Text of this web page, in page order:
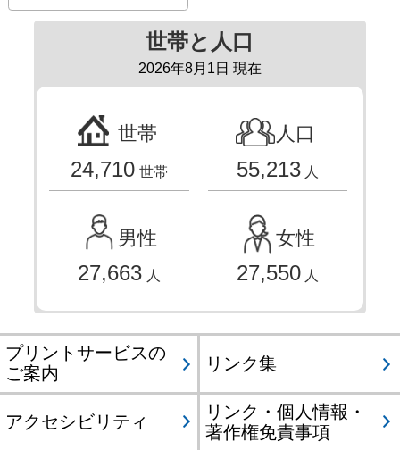
世帯と人口
2026年8月1日 現在
世帯
24,710 世帯
人口
55,213 人
男性
27,663 人
女性
27,550 人
プリントサービスの
ご案内
リンク集
アクセシビリティ
リンク・個人情報・
著作権免責事項